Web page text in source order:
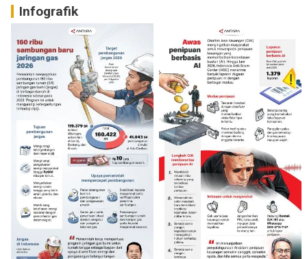
Infografik